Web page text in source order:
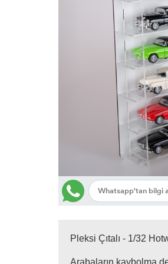
Pleksi Çıtalı - 1/32
Arabaların kaybolma